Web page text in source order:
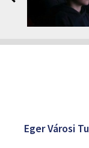
Cinema Agria,
Eger Városi